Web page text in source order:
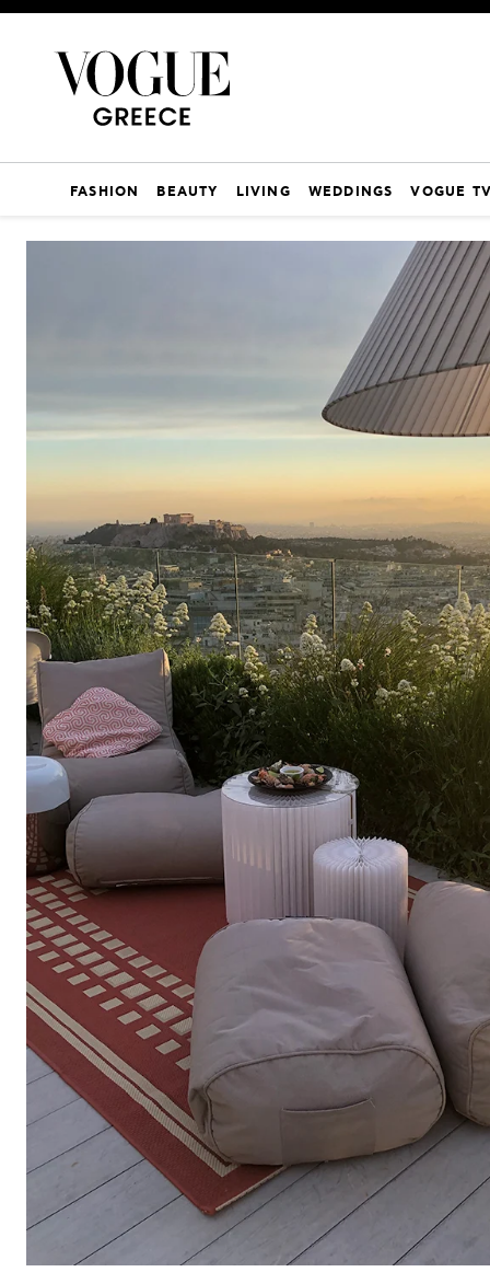
FASHION BEAUTY LIVING WEDDINGS VOGUE